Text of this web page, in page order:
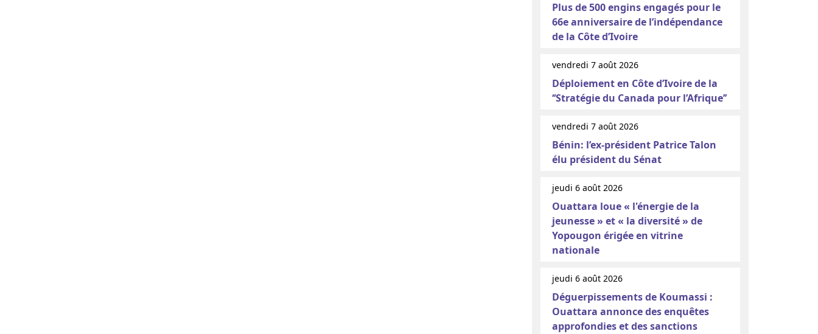
Plus de 500 engins engagés pour le
66e anniversaire de l’indépendance
de la Côte d’Ivoire
vendredi 7 août 2026
Déploiement en Côte d’Ivoire de la
‘‘Stratégie du Canada pour l’Afrique’’
vendredi 7 août 2026
Bénin: l’ex-président Patrice Talon
élu président du Sénat
jeudi 6 août 2026
Ouattara loue « l'énergie de la
jeunesse » et « la diversité » de
Yopougon érigée en vitrine
nationale
jeudi 6 août 2026
Déguerpissements de Koumassi :
Ouattara annonce des enquêtes
approfondies et des sanctions